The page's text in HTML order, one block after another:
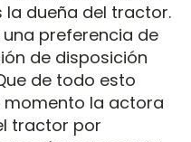
la dueña del tractor.
preferencia de
de disposición
de todo esto
momento la actora
tractor por